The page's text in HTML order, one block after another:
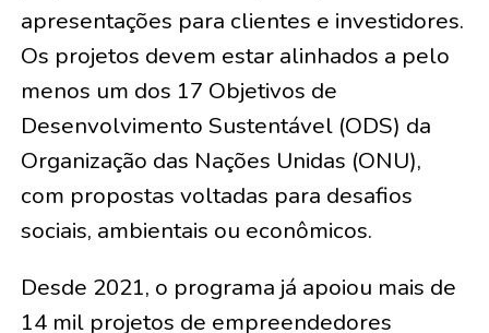
apresentações para clientes e investidores.
Os projetos devem estar alinhados a pelo
menos um dos 17 Objetivos de
Desenvolvimento Sustentável (ODS) da
Organização das Nações Unidas (ONU),
com propostas voltadas para desafios
sociais, ambientais ou econômicos.
Desde 2021, o programa já apoiou mais de
14 mil projetos de empreendedores